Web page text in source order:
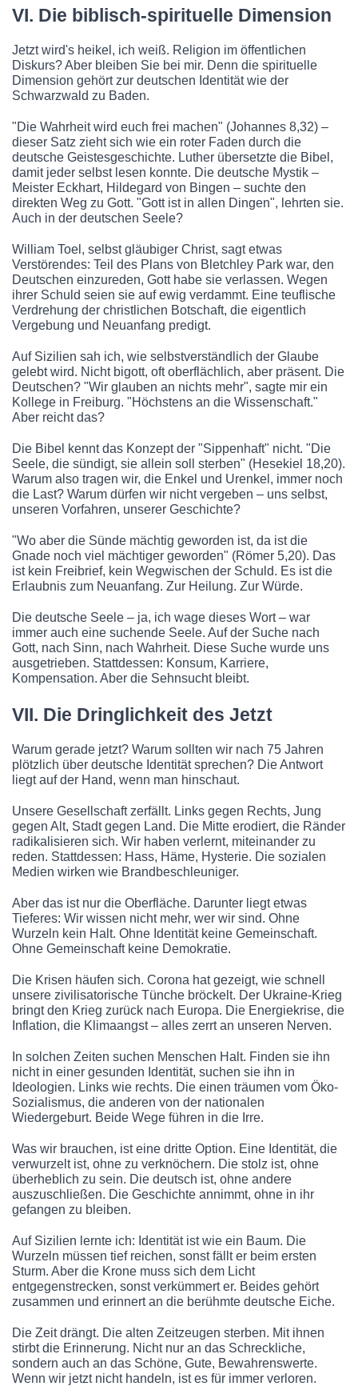
VI. Die biblisch-spirituelle Dimension
Jetzt wird's heikel, ich weiß. Religion im öffentlichen
Diskurs? Aber bleiben Sie bei mir. Denn die spirituelle
Dimension gehört zur deutschen Identität wie der
Schwarzwald zu Baden.
"Die Wahrheit wird euch frei machen" (Johannes 8,32) –
dieser Satz zieht sich wie ein roter Faden durch die
deutsche Geistesgeschichte. Luther übersetzte die Bibel,
damit jeder selbst lesen konnte. Die deutsche Mystik –
Meister Eckhart, Hildegard von Bingen – suchte den
direkten Weg zu Gott. "Gott ist in allen Dingen", lehrten sie.
Auch in der deutschen Seele?
William Toel, selbst gläubiger Christ, sagt etwas
Verstörendes: Teil des Plans von Bletchley Park war, den
Deutschen einzureden, Gott habe sie verlassen. Wegen
ihrer Schuld seien sie auf ewig verdammt. Eine teuflische
Verdrehung der christlichen Botschaft, die eigentlich
Vergebung und Neuanfang predigt.
Auf Sizilien sah ich, wie selbstverständlich der Glaube
gelebt wird. Nicht bigott, oft oberflächlich, aber präsent. Die
Deutschen? "Wir glauben an nichts mehr", sagte mir ein
Kollege in Freiburg. "Höchstens an die Wissenschaft."
Aber reicht das?
Die Bibel kennt das Konzept der "Sippenhaft" nicht. "Die
Seele, die sündigt, sie allein soll sterben" (Hesekiel 18,20).
Warum also tragen wir, die Enkel und Urenkel, immer noch
die Last? Warum dürfen wir nicht vergeben – uns selbst,
unseren Vorfahren, unserer Geschichte?
"Wo aber die Sünde mächtig geworden ist, da ist die
Gnade noch viel mächtiger geworden" (Römer 5,20). Das
ist kein Freibrief, kein Wegwischen der Schuld. Es ist die
Erlaubnis zum Neuanfang. Zur Heilung. Zur Würde.
Die deutsche Seele – ja, ich wage dieses Wort – war
immer auch eine suchende Seele. Auf der Suche nach
Gott, nach Sinn, nach Wahrheit. Diese Suche wurde uns
ausgetrieben. Stattdessen: Konsum, Karriere,
Kompensation. Aber die Sehnsucht bleibt.
VII. Die Dringlichkeit des Jetzt
Warum gerade jetzt? Warum sollten wir nach 75 Jahren
plötzlich über deutsche Identität sprechen? Die Antwort
liegt auf der Hand, wenn man hinschaut.
Unsere Gesellschaft zerfällt. Links gegen Rechts, Jung
gegen Alt, Stadt gegen Land. Die Mitte erodiert, die Ränder
radikalisieren sich. Wir haben verlernt, miteinander zu
reden. Stattdessen: Hass, Häme, Hysterie. Die sozialen
Medien wirken wie Brandbeschleuniger.
Aber das ist nur die Oberfläche. Darunter liegt etwas
Tieferes: Wir wissen nicht mehr, wer wir sind. Ohne
Wurzeln kein Halt. Ohne Identität keine Gemeinschaft.
Ohne Gemeinschaft keine Demokratie.
Die Krisen häufen sich. Corona hat gezeigt, wie schnell
unsere zivilisatorische Tünche bröckelt. Der Ukraine-Krieg
bringt den Krieg zurück nach Europa. Die Energiekrise, die
Inflation, die Klimaangst – alles zerrt an unseren Nerven.
In solchen Zeiten suchen Menschen Halt. Finden sie ihn
nicht in einer gesunden Identität, suchen sie ihn in
Ideologien. Links wie rechts. Die einen träumen vom Öko-
Sozialismus, die anderen von der nationalen
Wiedergeburt. Beide Wege führen in die Irre.
Was wir brauchen, ist eine dritte Option. Eine Identität, die
verwurzelt ist, ohne zu verknöchern. Die stolz ist, ohne
überheblich zu sein. Die deutsch ist, ohne andere
auszuschließen. Die Geschichte annimmt, ohne in ihr
gefangen zu bleiben.
Auf Sizilien lernte ich: Identität ist wie ein Baum. Die
Wurzeln müssen tief reichen, sonst fällt er beim ersten
Sturm. Aber die Krone muss sich dem Licht
entgegenstrecken, sonst verkümmert er. Beides gehört
zusammen und erinnert an die berühmte deutsche Eiche.
Die Zeit drängt. Die alten Zeitzeugen sterben. Mit ihnen
stirbt die Erinnerung. Nicht nur an das Schreckliche,
sondern auch an das Schöne, Gute, Bewahrenswerte.
Wenn wir jetzt nicht handeln, ist es für immer verloren.